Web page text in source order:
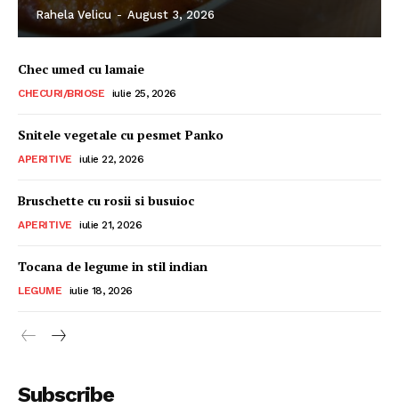
Rahela Velicu - August 3, 2026
Chec umed cu lamaie
CHECURI/BRIOSE iulie 25, 2026
Snitele vegetale cu pesmet Panko
APERITIVE iulie 22, 2026
Bruschette cu rosii si busuioc
APERITIVE iulie 21, 2026
Tocana de legume in stil indian
LEGUME iulie 18, 2026
Subscribe